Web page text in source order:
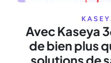
Avec Kaseya
de bien plus